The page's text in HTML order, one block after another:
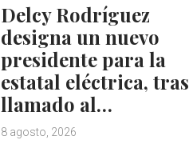
Delcy Rodríguez
designa un nuevo
presidente para la
estatal eléctrica, tras
llamado al…
8 agosto, 2026